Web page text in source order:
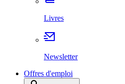
Livres
Newsletter
Offres d'emploi